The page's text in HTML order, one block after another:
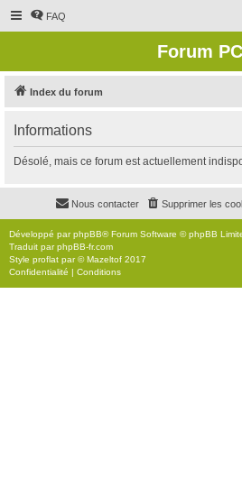
FAQ
Forum
Index du forum
Informations
Désolé, mais ce forum est actuellement
Supprimer les
Nous contacter
Développé parphpBB® Forum Software © phpBB
Traduit parphpBB-fr.com
Style proflat par ©Mazeltof 2017
Confidentialité | Conditions